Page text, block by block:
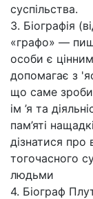
суспільства.
3. Біографія
«графо» —
особи є
допомагає з
що саме
ім ’я та
пам’яті
дізнатися про
тогочасного
людьми
4. Біограф